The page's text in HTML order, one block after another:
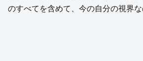
のすべてを含めて、今の自分の視界な